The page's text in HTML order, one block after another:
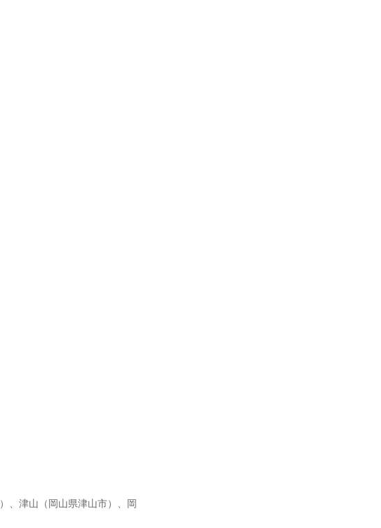
、津山（岡山県津山市）、岡